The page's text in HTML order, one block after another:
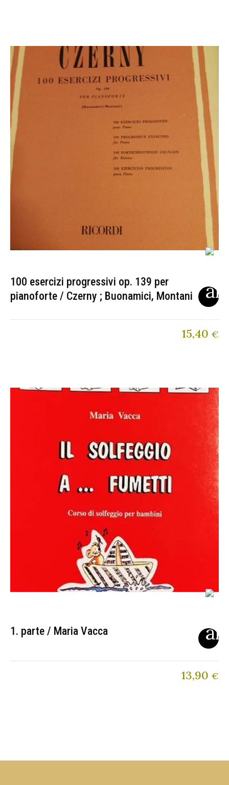
100 esercizi progressivi op. 139 per
pianoforte / Czerny ; Buonamici, Montani
15,40 €
1. parte / Maria Vacca
13,90 €